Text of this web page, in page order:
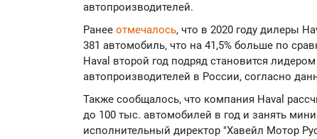
автопроизводителей.
Ранее отмечалось, что в 2020 году дилеры
381 автомобиль, что на 41,5% больше по
Haval второй год подряд становится
автопроизводителей в России, согласно
Также сообщалось, что компания Haval
до 100 тыс. автомобилей в год и занять
исполнительный директор "Хавейл Мотор